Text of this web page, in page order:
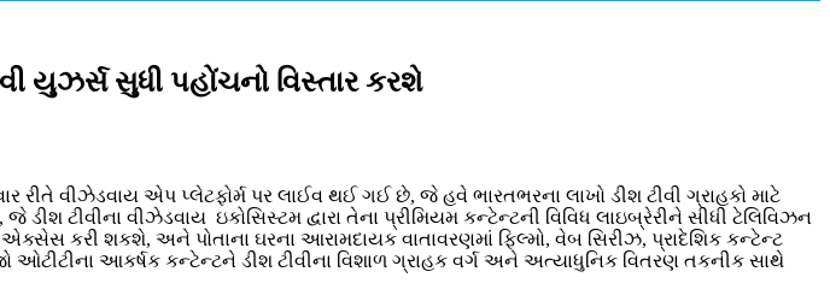
યુઝર્સ સુધી પહોંચનો વિસ્તાર કરશે
વીઝેડવાય એપ પ્લેટફોર્મ પર લાઈવ થઈ ગઈ છે, જે હવે ભારતભરના લાખો ડીશ ટીવી ગ્રાહકો માટે
ટીવીના વીઝેડવાય ઇકોસિસ્ટમ દ્વારા તેના પ્રીમિયમ કન્ટેન્ટની વિવિધ લાઇબ્રેરીને સીધી ટેલિવિઝન
કરી શકશે, અને પોતાના ઘરના આરામદાયક વાતાવરણમાં ફિલ્મો, વેબ સિરીઝ, પ્રાદેશિક કન્ટેન્ટ
આકર્ષક કન્ટેન્ટને ડીશ ટીવીના વિશાળ ગ્રાહક વર્ગ અને અત્યાધુનિક વિતરણ તકનીક સાથે